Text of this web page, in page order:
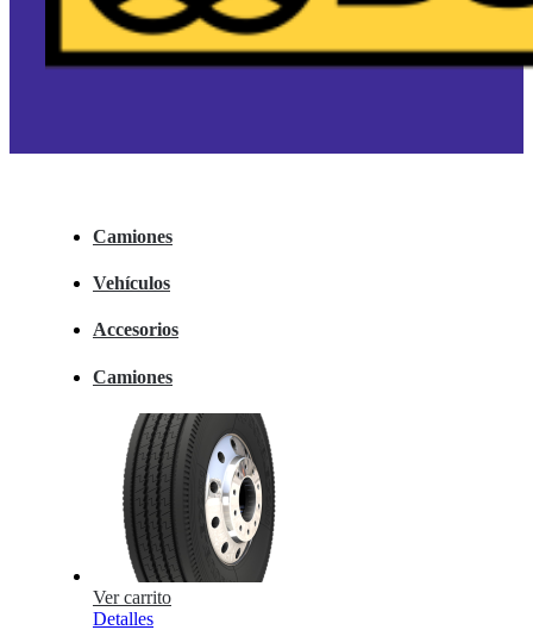
Camiones
Vehículos
Accesorios
Camiones
Ver carrito
Detalles